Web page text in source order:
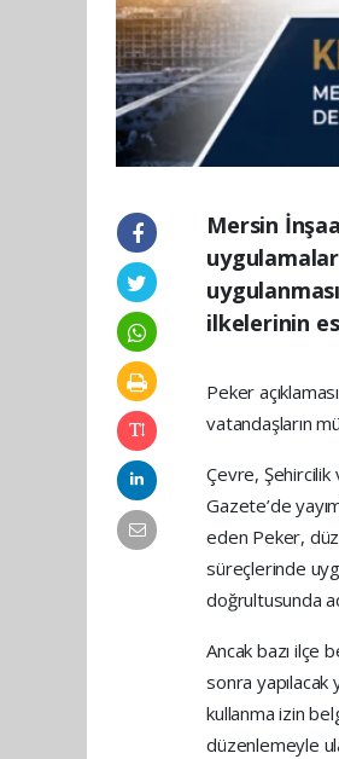
Mersin
ilkelerinin
Peker
vatandaşların
Çevre, Şehircilik
Gazete’de
eden Peker,
süreçlerinde
doğrultusunda
Ancak bazı ilçe
sonra yapılacak
kullanma izin
düzenlemeyle